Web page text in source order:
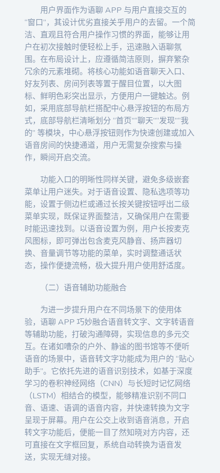
用户界面作为语聊 APP 与用户直接交互的
“窗口”，其设计优劣直接关乎用户的去留。一个简
洁、直观且符合用户操作习惯的界面，能够让用
户在初次接触时便轻松上手，迅速融入语聊氛
围。在布局设计上，应遵循简洁原则，摒弃繁杂
冗余的元素堆砌。将核心功能如语音聊天入口、
好友列表、房间列表等置于醒目位置，以大图
标、鲜明色彩突出显示，方便用户一键触达。例
如，采用底部导航栏搭配中心悬浮按钮的布局方
式，底部导航栏清晰划分 “首页”“聊天”“发现”“我
的” 等模块，中心悬浮按钮则作为快速创建或加入
语音房间的快捷通道，用户无需复杂搜索与操
作，瞬间开启交流。
功能入口的明晰性同样关键，避免多级嵌套
菜单让用户迷失。对于语音设置、隐私选项等功
能，设置于侧边栏或通过长按关键按钮呼出二级
菜单实现，既保证界面整洁，又确保用户在需要
时能迅速找到。以语音设置为例，用户长按麦克
风图标，即可弹出包含麦克风静音、扬声器切
换、音量调节等功能的菜单，实时调整通话状
态，操作便捷流畅，极大提升用户使用舒适度。
（二）语音辅助功能融合
为进一步提升用户在不同场景下的使用体
验，语聊 APP 巧妙融合语音转文字、文字转语音
等辅助功能，打破沟通障碍，实现信息的多元交
互。在诸如嘈杂的户外、静谧的图书馆等不便听
语音的场景中，语音转文字功能成为用户的 “贴心
助手”。它依托先进的语音识别技术，如基于深度
学习的卷积神经网络（CNN）与长短时记忆网络
（LSTM）相结合的模型，能够精准识别不同口
音、语速、语调的语音内容，并快速转换为文字
呈现于屏幕。用户在公交上收到语音消息，开启
转文字功能后，便能一目了然知晓对方内容，还
可直接在文字框回复，系统自动转换为语音发
送，实现无缝对接。